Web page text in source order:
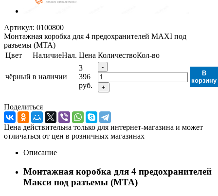
Артикул: 0100800
Монтажная коробка для 4 предохранителей MAXI под
разъемы (MTA)
Цвет
НаличиеНал. Цена КоличествоКол-во
чёрный в наличии
3
396
руб.
-
+
В
корзину
Поделиться
Цена действительна только для интернет-магазина и может
отличаться от цен в розничных магазинах
Описание
Монтажная коробка для 4 предохранителей
Макси под разъемы (MTA)